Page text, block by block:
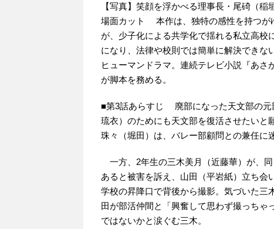
【写真】笑顔を浮かべる理事長・尾碕（
場面カット 本作は、独特の感性を持つが
が、少子化による共学化で揺れる私立高校
になり、法律や校則では簡単に解決できな
ヒューマンドラマ。連続テレビ小説『あ
が脚本を務める。
■第3話あらすじ 廃部になった天文部の元
琉衣）のためにも天文部を復活させたいと
珠々（堀田）は、バレー部顧問との兼任に
一方、2年生の三木美月（近藤華）が、
あると被害を訴え、山田（平岩紙）立ち会
学校の昇降口で背後から撮影。気づいた三
田が部活仲間と「興奮して思わず撮っち
ではないかと涙ぐむ三木。